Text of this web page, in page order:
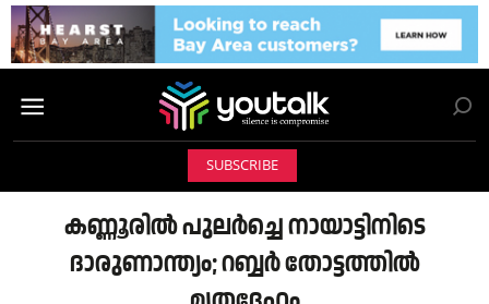
SUBSCRIBE
കണ്ണൂരിൽ പുലർച്ചെ നായാട്ടിനിടെ
ദാരുണാന്ത്യം; റബ്ബർ തോട്ടത്തിൽ